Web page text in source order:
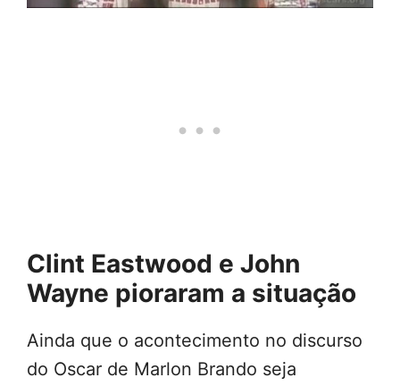
Clint Eastwood e John
Wayne pioraram a situação
Ainda que o acontecimento no discurso
do Oscar de Marlon Brando seja